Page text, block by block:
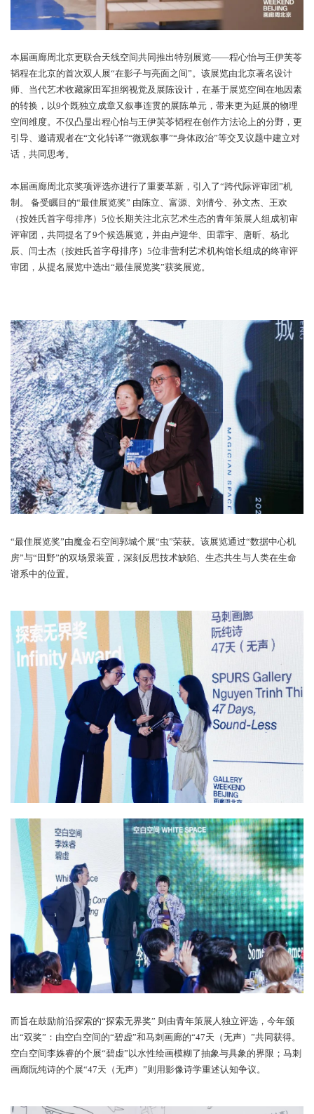
本届画廊周北京更联合天线空间共同推出特别展览——程心怡与王
师、当代艺术收藏家田军担纲视觉及展陈设计，在基于展览空间在
的转换，以9个既独立成章又叙事连贯的展陈单元，带来更为延展的
空间维度。不仅凸显出程心怡与王伊芙苓韬程在创作方法论上的分
引导、邀请观者在“文化转译”“微观叙事”“身体政治”等交叉议题中
话，共同思考。
（按姓氏首字母排序）5位长期关注北京艺术生态的青年策展人组成
评审团，共同提名了9个候选展览，并由卢迎华、田霏宇、唐昕、杨
辰、闫士杰（按姓氏首字母排序）5位非营利艺术机构馆长组成的终
审团，从提名展览中选出“最佳展览奖”获奖展览。
“最佳展览奖”由魔金石空间郭城个展“虫”荣获。该展览通过“数据中
房”与“田野”的双场景装置，深刻反思技术缺陷、生态共生与人类在
谱系中的位置。